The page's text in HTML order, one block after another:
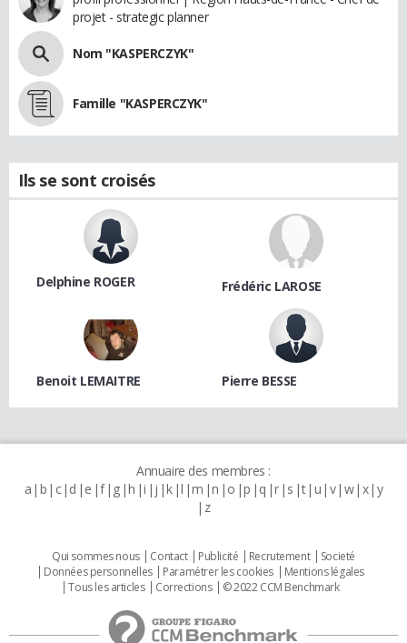
projet - strategic planner
Nom "KASPERCZYK"
Famille "KASPERCZYK"
Ils se sont croisés
Delphine ROGER Frédéric LAROSE
Benoit LEMAITRE Pierre BESSE
Annuaire des membres :
a b c d e f g h i j k l m n o p q r s t u v w x y
z
Qui sommes nous Contact Publicité Recrutement
Societé
Données personnelles
Paramétrer les cookies
Mentions légales
Tous les articles
Corrections © 2022 CCM Benchmark